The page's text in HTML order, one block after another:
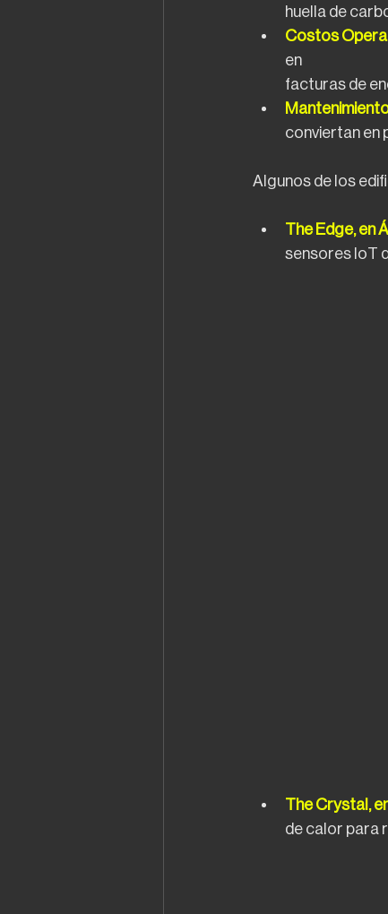
huella de
Costos
en
facturas de
conviertan en
Algunos de los
The Edge, en
sensores IoT
The Crystal,
de calor para